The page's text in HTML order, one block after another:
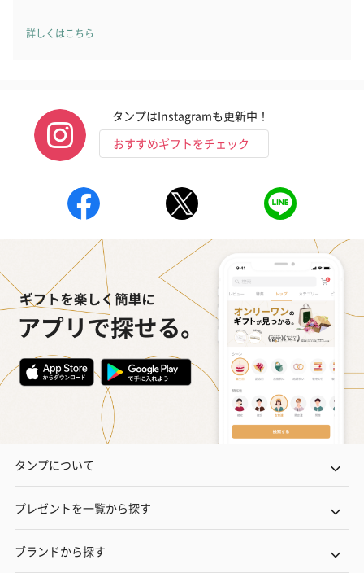
詳しくはこちら
タンプはInstagramも更新中！
おすすめギフトをチェック
タンプについて
プレゼントを一覧から探す
ブランドから探す